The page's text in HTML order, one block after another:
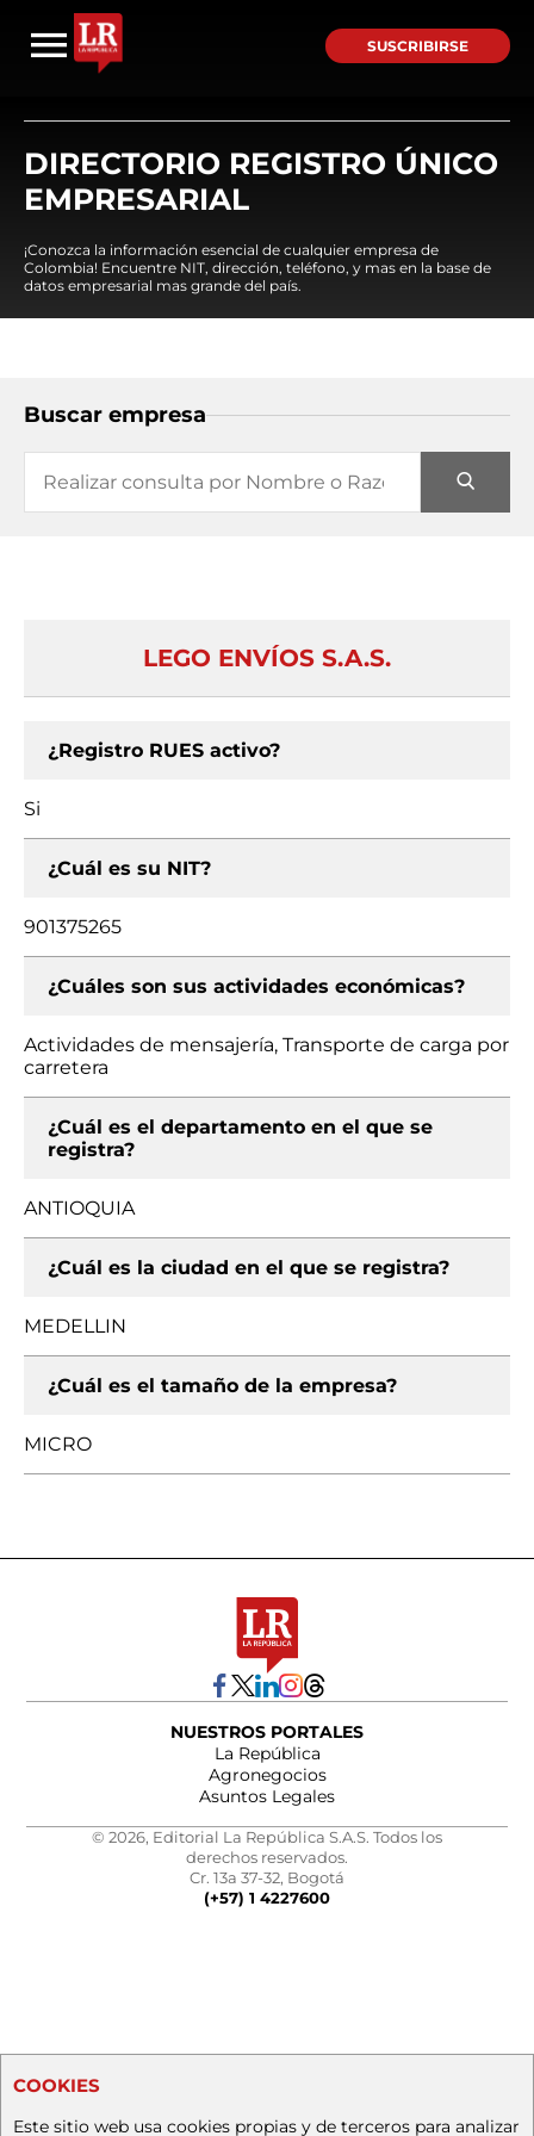
SUSCRIBIRSE
DIRECTORIO REGISTRO ÚNICO
EMPRESARIAL
¡Conozca la información esencial de cualquier empresa de
Colombia! Encuentre NIT, dirección, teléfono, y mas en la base de
datos empresarial mas grande del país.
Buscar empresa
LEGO ENVÍOS S.A.S.
¿Registro RUES activo?
Si
¿Cuál es su NIT?
901375265
¿Cuáles son sus actividades económicas?
Actividades de mensajería, Transporte de carga por
carretera
¿Cuál es el departamento en el que se
registra?
ANTIOQUIA
¿Cuál es la ciudad en el que se registra?
MEDELLIN
¿Cuál es el tamaño de la empresa?
MICRO
NUESTROS PORTALES
La República
Agronegocios
Asuntos Legales
© 2026, Editorial La República S.A.S. Todos los
derechos reservados.
Cr. 13a 37-32, Bogotá
(+57) 1 4227600
COOKIES
Este sitio web usa cookies propias y de terceros para analizar